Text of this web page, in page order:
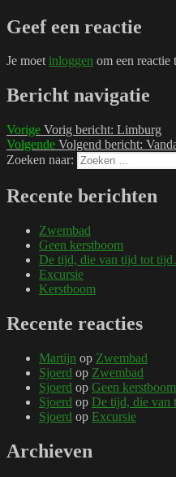
Geef een reactie
Je moetinloggen om een reactie
Bericht navigatie
Vorige Vorig bericht: Limburg
Volgende Volgend bericht:
Zoeken naar:
Recente berichten
Zwembad
Geen kerstboom
De tijd, die van tijd tot
Excursie
Kerstboom
Recente reacties
Martijn op Zwembad
Sjoerd op Zwembad
Sjoerd op Geen kerstboom
Sjoerd op De tijd, die
Sjoerd op Excursie
Archieven